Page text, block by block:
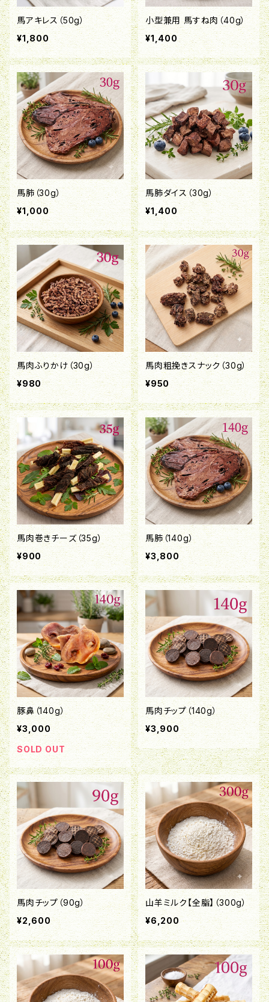
馬アキレス（50g）
¥1,800
小型兼用 馬すね肉（40g）
¥1,400
馬肺（30g）
¥1,000
馬肺ダイス（30g）
¥1,400
馬肉ふりかけ（30g）
¥980
馬肉粗挽きスナック（30g）
¥950
馬肉巻きチーズ（35g）
¥900
馬肺（140g）
¥3,800
豚鼻（140g）
¥3,000
SOLD OUT
馬肉チップ（140g）
¥3,900
馬肉チップ（90g）
¥2,600
山羊ミルク【全脂】（300g）
¥6,200